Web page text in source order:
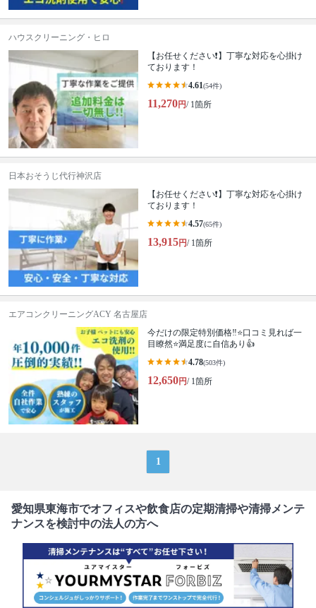
ハウスクリーニング・ヒロ
【お任せください❗️】丁寧な対応を心掛け
ております！
4.61(54件)
11,270円/ 1箇所
日本おそうじ代行神沢店
【お任せください❗️】丁寧な対応を心掛け
ております！
4.57(65件)
13,915円/ 1箇所
エアコンクリーニングACY 名古屋店
今だけの限定特別価格‼️⭐口コミ見れば一
目瞭然⭐満足度に自信あり👍
4.78(503件)
12,650円/ 1箇所
1
愛知県東海市でオフィスや飲食店の定期清掃や清掃メンテ
ナンスを検討中の法人の方へ